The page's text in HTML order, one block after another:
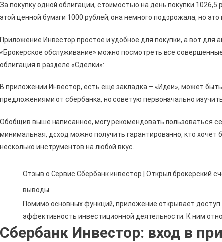
За покупку одной облигации, стоимостью на день покупки
этой ценной бумаги 1000 рублей, она немного подорожала, но
Приложение Инвестор простое и удобное для покупки, а вот для
«Брокерское обслуживание» можно посмотреть все
облигация в разделе «Сделки»:
В приложении Инвестор, есть еще закладка – «Идеи», может
предложениями от сбербанка, но советую первоначально
Обобщив выше написанное, могу рекомендовать пользоваться
минимальная, доход можно получить гарантированно, кто хочет
несколько инструментов на любой вкус.
Отзыв о Сервис Сбербанк инвестор | Открыл брокерский
выводы.
Помимо основных функций, приложение открывает
эффективность инвестиционной деятельности. К ним
Сбербанк Инвестор: вход в